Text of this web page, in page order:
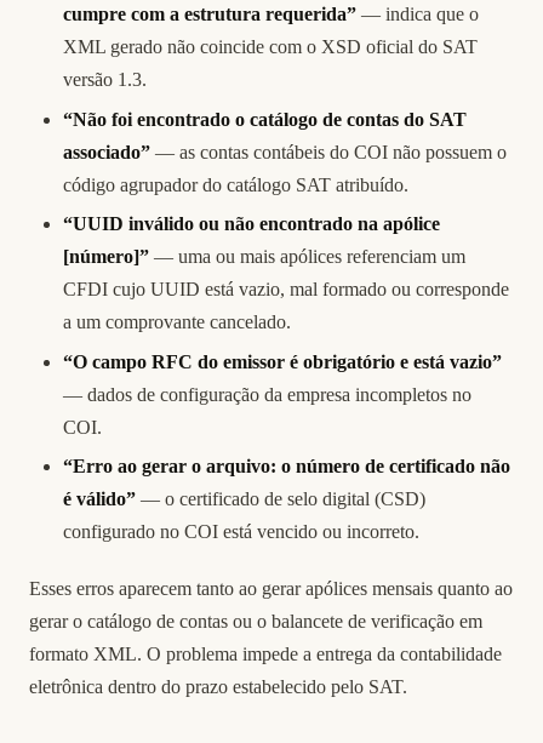
cumpre com a estrutura requerida” — indica que o
XML gerado não coincide com o XSD oficial do SAT
versão 1.3.
“Não foi encontrado o catálogo de contas do SAT
associado” — as contas contábeis do COI não possuem o
código agrupador do catálogo SAT atribuído.
“UUID inválido ou não encontrado na apólice
[número]” — uma ou mais apólices referenciam um
CFDI cujo UUID está vazio, mal formado ou corresponde
a um comprovante cancelado.
“O campo RFC do emissor é obrigatório e está vazio”
— dados de configuração da empresa incompletos no
COI.
“Erro ao gerar o arquivo: o número de certificado não
é válido” — o certificado de selo digital (CSD)
configurado no COI está vencido ou incorreto.
Esses erros aparecem tanto ao gerar apólices mensais quanto ao
gerar o catálogo de contas ou o balancete de verificação em
formato XML. O problema impede a entrega da contabilidade
eletrônica dentro do prazo estabelecido pelo SAT.